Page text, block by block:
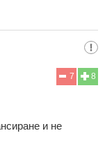
8
7
и не